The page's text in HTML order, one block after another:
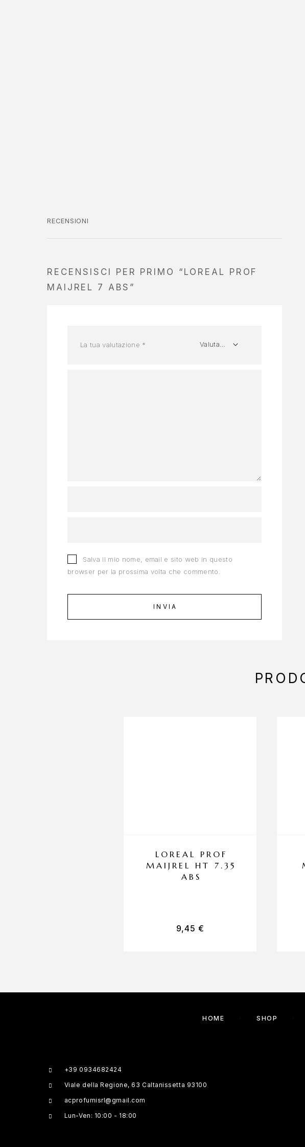
RECENSIONI
RECENSISCI PER PRIMO “LOREAL PROF
MAIJREL 7 ABS”
La tua valutazione *
Salva il mio nome, email e sito web in questo
browser per la prossima volta che commento.
LOREAL PROF
MAIJREL HT 7.35
ABS
9,45 €
HOME SHOP
+39 0934682424
Viale della Regione, 63 Caltanissetta 93100
acprofumisrl@gmail.com
Lun-Ven: 10:00 - 18:00